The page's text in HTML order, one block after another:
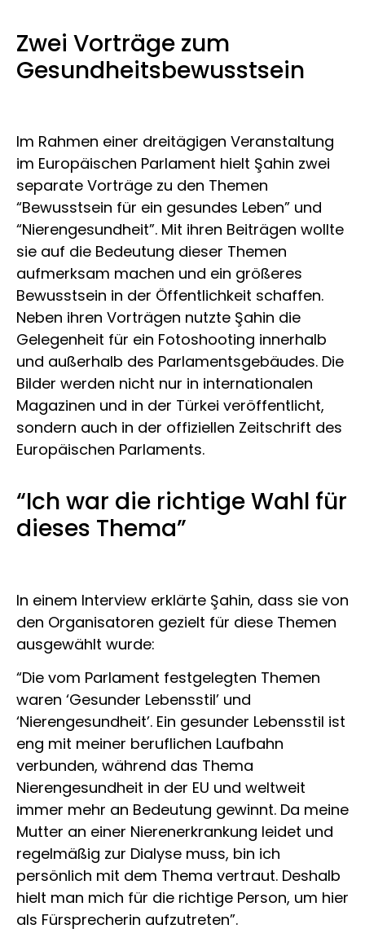
Zwei Vorträge zum
Gesundheitsbewusstsein
Im Rahmen einer dreitägigen Veranstaltung
im Europäischen Parlament hielt Şahin zwei
separate Vorträge zu den Themen
“Bewusstsein für ein gesundes Leben” und
“Nierengesundheit”. Mit ihren Beiträgen wollte
sie auf die Bedeutung dieser Themen
aufmerksam machen und ein größeres
Bewusstsein in der Öffentlichkeit schaffen.
Neben ihren Vorträgen nutzte Şahin die
Gelegenheit für ein Fotoshooting innerhalb
und außerhalb des Parlamentsgebäudes. Die
Bilder werden nicht nur in internationalen
Magazinen und in der Türkei veröffentlicht,
sondern auch in der offiziellen Zeitschrift des
Europäischen Parlaments.
“Ich war die richtige Wahl für
dieses Thema”
In einem Interview erklärte Şahin, dass sie von
den Organisatoren gezielt für diese Themen
ausgewählt wurde:
“Die vom Parlament festgelegten Themen
waren ‘Gesunder Lebensstil’ und
‘Nierengesundheit’. Ein gesunder Lebensstil ist
eng mit meiner beruflichen Laufbahn
verbunden, während das Thema
Nierengesundheit in der EU und weltweit
immer mehr an Bedeutung gewinnt. Da meine
Mutter an einer Nierenerkrankung leidet und
regelmäßig zur Dialyse muss, bin ich
persönlich mit dem Thema vertraut. Deshalb
hielt man mich für die richtige Person, um hier
als Fürsprecherin aufzutreten”.